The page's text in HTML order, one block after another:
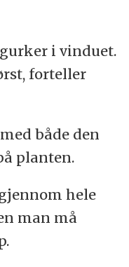
i vinduet.
forteller
både den
planten.
hele
man må